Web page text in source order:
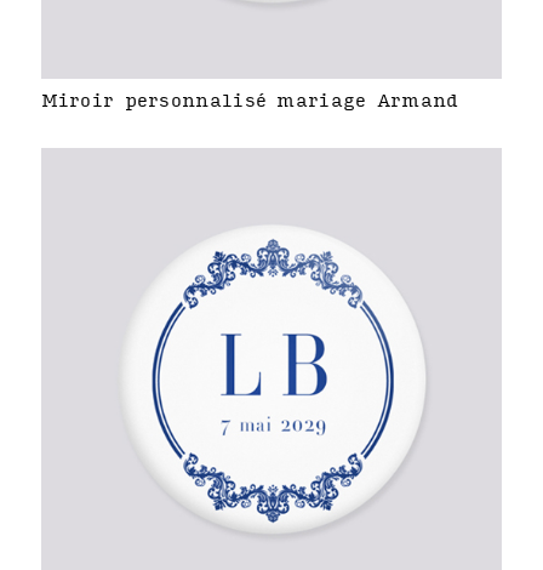
Miroir personnalisé mariage Armand